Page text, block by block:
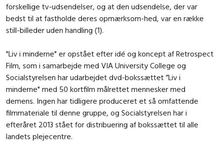
forskellige tv-udsendelser, og at den udsendelse, der var
bedst til at fastholde deres opmærksom-hed, var en række
still-billeder uden handling (1).
"Liv i minderne" er opstået efter idé og koncept af Retrospect
Film, som i samarbejde med VIA University College og
Socialstyrelsen har udarbejdet dvd-bokssættet ”Liv i
minderne" med 50 kortfilm målrettet mennesker med
demens. Ingen har tidligere produceret et så omfattende
filmmateriale til denne gruppe, og Socialstyrelsen har i
efteråret 2013 stået for distribuering af bokssættet til alle
landets plejecentre.